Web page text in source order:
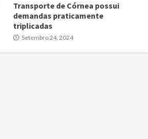
Transporte de Córnea possui
demandas praticamente
triplicadas
Setembro 24, 2024